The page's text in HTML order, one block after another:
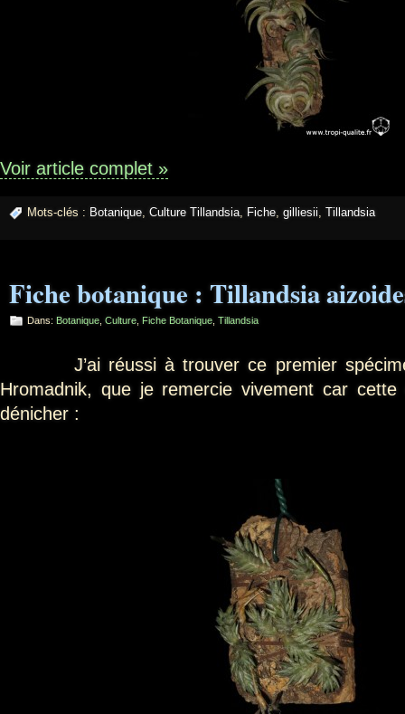
Voir article complet »
Mots-clés : Botanique, Culture Tillandsia, Fiche, gilliesii, Tillandsia
Fiche botanique : Tillandsia
Dans: Botanique Culture Fiche Botanique Tillandsia
J’ai réussi à trouver ce premier
Hromadnik, que je remercie vivement car
dénicher :